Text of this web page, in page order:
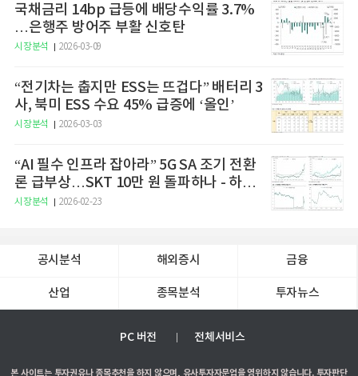
국채금리 14bp 급등에 배당수익률 3.7%
…은행주 방어주 부활 신호탄
시장분석 2026-03-09
“전기차는 춥지만 ESS는 뜨겁다” 배터리 3
사, 북미 ESS 수요 45% 급증에 ‘올인’
시장분석 2026-03-03
“AI 필수 인프라 잡아라” 5G SA 조기 전환
론 급부상…SKT 10만 원 돌파하나 - 하나
증권
시장분석 2026-02-23
공시분석 해외증시 금융
산업 종목분석 투자뉴스
PC 버전 전체서비스
본 사이트는 투자권유나 종목추천을 하지 않으며, 유사투자자문업을 영위하지 않습니다. 투자판단